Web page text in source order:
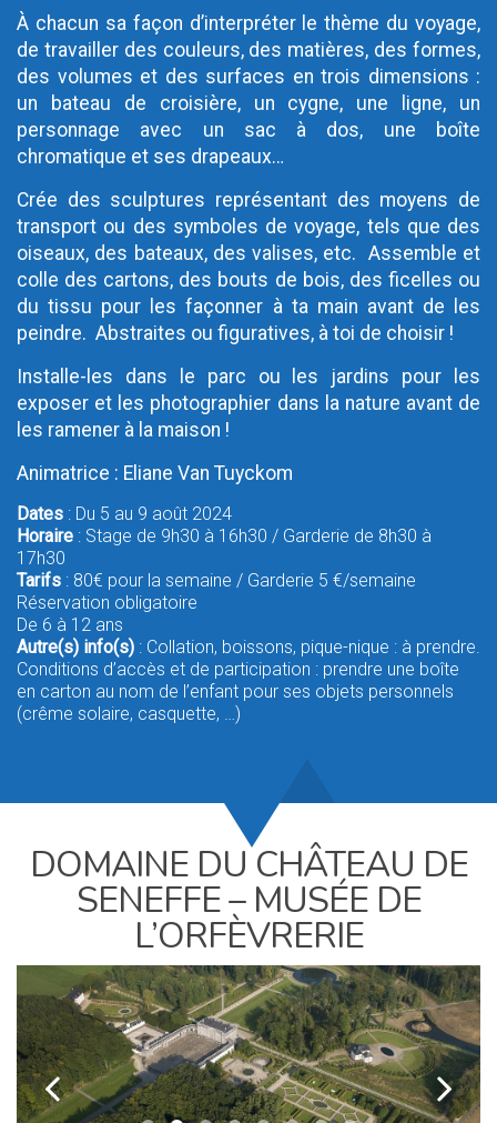
À chacun sa façon d’interpréter le thème du voyage,
de travailler des couleurs, des matières, des formes,
des volumes et des surfaces en trois dimensions :
un bateau de croisière, un cygne, une ligne, un
personnage avec un sac à dos, une boîte
chromatique et ses drapeaux…
Crée des sculptures représentant des moyens de
transport ou des symboles de voyage, tels que des
oiseaux, des bateaux, des valises, etc. Assemble et
colle des cartons, des bouts de bois, des ficelles ou
du tissu pour les façonner à ta main avant de les
peindre. Abstraites ou figuratives, à toi de choisir !
Installe-les dans le parc ou les jardins pour les
exposer et les photographier dans la nature avant de
les ramener à la maison !
Animatrice : Eliane Van Tuyckom
Dates : Du 5 au 9 août 2024
Horaire : Stage de 9h30 à 16h30 / Garderie de 8h30 à
17h30
Tarifs : 80€ pour la semaine / Garderie 5 €/semaine
Réservation obligatoire
De 6 à 12 ans
Autre(s) info(s) : Collation, boissons, pique-nique : à prendre.
Conditions d’accès et de participation : prendre une boîte
en carton au nom de l’enfant pour ses objets personnels
(crême solaire, casquette, …)
DOMAINE DU CHÂTEAU DE
SENEFFE – MUSÉE DE
L’ORFÈVRERIE
k l